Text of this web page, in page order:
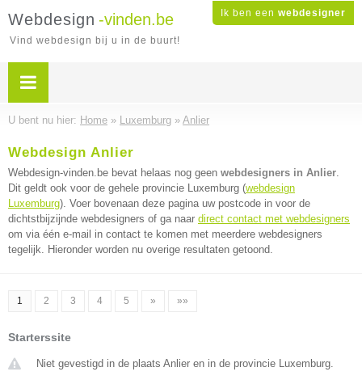
Ik ben een webdesigner
Webdesign -vinden.be
Vind webdesign bij u in de buurt!
U bent nu hier: Home » Luxemburg » Anlier
Webdesign Anlier
Webdesign-vinden.be bevat helaas nog geen webdesigners in Anlier.
Dit geldt ook voor de gehele provincie Luxemburg (webdesign
Luxemburg). Voer bovenaan deze pagina uw postcode in voor de
dichtstbijzijnde webdesigners of ga naar direct contact met webdesigners
om via één e-mail in contact te komen met meerdere webdesigners
tegelijk. Hieronder worden nu overige resultaten getoond.
1 2 3 4 5 » »»
Starterssite
Niet gevestigd in de plaats Anlier en in de provincie Luxemburg.